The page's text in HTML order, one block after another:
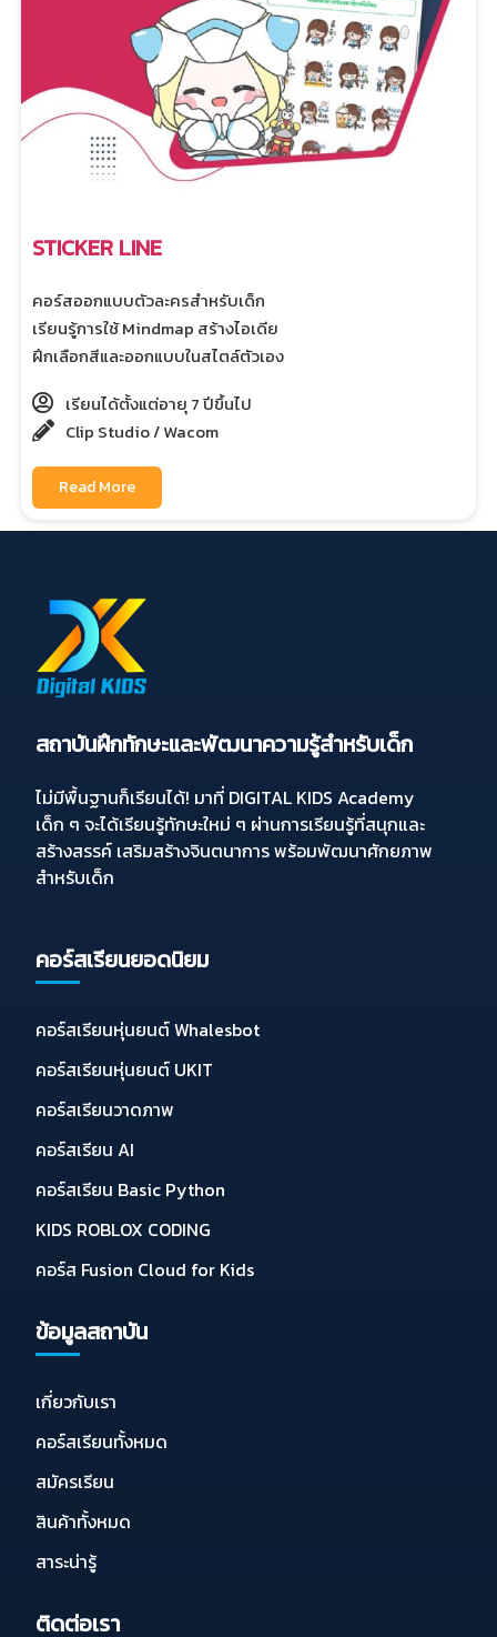
STICKER LINE
คอร์สออกแบบตัวละครสำหรับเด็ก
เรียนรู้การใช้ Mindmap สร้างไอเดีย
ฝึกเลือกสีและออกแบบในสไตล์ตัวเอง
เรียนได้ตั้งแต่อายุ 7 ปีขึ้นไป
Clip Studio / Wacom
Read More
สถาบันฝึกทักษะและพัฒนาความรู้สำหรับเด็ก
ไม่มีพื้นฐานก็เรียนได้! มาที่ DIGITAL KIDS Academy
เด็ก ๆ จะได้เรียนรู้ทักษะใหม่ ๆ ผ่านการเรียนรู้ที่สนุกและ
สร้างสรรค์ เสริมสร้างจินตนาการ พร้อมพัฒนาศักยภาพ
สำหรับเด็ก
คอร์สเรียนยอดนิยม
คอร์สเรียนหุ่นยนต์ Whalesbot
คอร์สเรียนหุ่นยนต์ UKIT
คอร์สเรียนวาดภาพ
คอร์สเรียน AI
คอร์สเรียน Basic Python
KIDS ROBLOX CODING
คอร์ส Fusion Cloud for Kids
ข้อมูลสถาบัน
เกี่ยวกับเรา
คอร์สเรียนทั้งหมด
สมัครเรียน
สินค้าทั้งหมด
สาระน่ารู้
ติดต่อเรา